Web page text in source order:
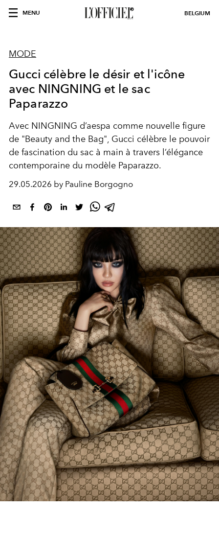
MENU BELGIUM
MODE
Gucci célèbre le désir et l'icône
avec NINGNING et le sac
Paparazzo
Avec NINGNING d’aespa comme nouvelle figure
de "Beauty and the Bag", Gucci célèbre le pouvoir
de fascination du sac à main à travers l’élégance
contemporaine du modèle Paparazzo.
29.05.2026 by Pauline Borgogno